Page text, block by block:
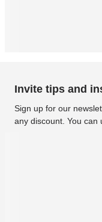
Invite tips and
Sign up for our
any discount. You can